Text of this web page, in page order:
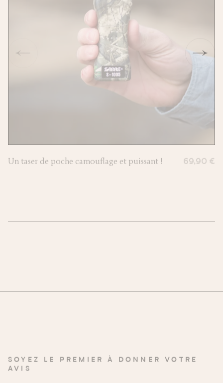
Un taser de poche camouflage et puissant ! 69,90 €
SOYEZ LE PREMIER À DONNER VOTRE
AVIS